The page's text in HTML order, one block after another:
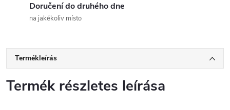
Doručení do druhého dne
na jakékoliv místo
Termékleírás
Termék részletes leírása